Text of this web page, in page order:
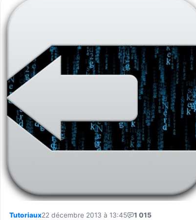
Tutoriaux22 décembre 2013 à 13:45 1 015